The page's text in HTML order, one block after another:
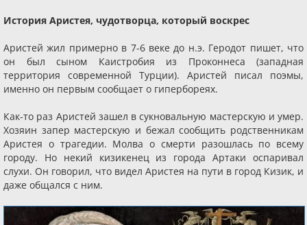
История Аристея, чудотворца, который воскрес
Аристей жил примерно в 7-6 веке до н.э. Геродот пишет, что
он был сыном Каи­ст­ро­бия из Про­кон­неса (западная
территория современной Турции). Аристей писал поэмы,
именно он первым сообщает о гипербореях.
Как-то раз Аристей зашел в сукновальную мастерскую и умер.
Хозяин запер мастерскую и бежал сообщить родственникам
Аристея о трагедии. Молва о смерти разошлась по всему
городу. Но некий кизикенец из города Артаки оспаривал
слухи. Он говорил, что видел Аристея на пути в город Кизик, и
даже общался с ним.